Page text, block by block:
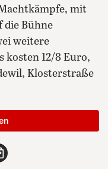
mit
die Bühne
weitere
kosten 12/8 Euro,
Klosterstraße
teilen
E-Mail teilen